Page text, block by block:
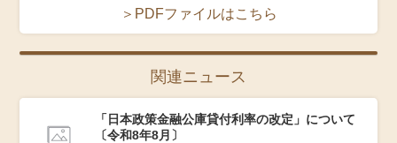
＞PDFファイルはこちら
関連ニュース
「日本政策金融公庫貸付利率の改定」について
〔令和8年8月〕